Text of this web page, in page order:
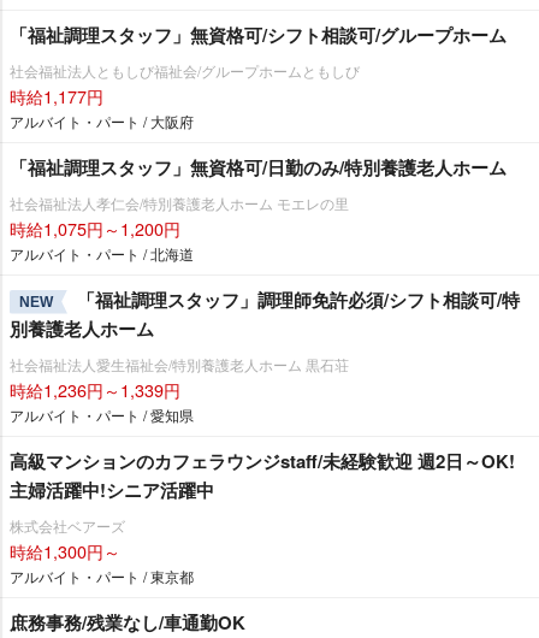
「福祉調理スタッフ」無資格可/シフト相談可/グループホーム
社会福祉法人ともしび福祉会/グループホームともしび
時給1,177円
アルバイト・パート / 大阪府
「福祉調理スタッフ」無資格可/日勤のみ/特別養護老人ホーム
社会福祉法人孝仁会/特別養護老人ホーム モエレの里
時給1,075円～1,200円
アルバイト・パート / 北海道
NEW
「福祉調理スタッフ」調理師免許必須/シフト相談可/特
別養護老人ホーム
社会福祉法人愛生福祉会/特別養護老人ホーム 黒石荘
時給1,236円～1,339円
アルバイト・パート / 愛知県
高級マンションのカフェラウンジstaff/未経験歓迎 週2日～OK!
主婦活躍中!シニア活躍中
株式会社ベアーズ
時給1,300円～
アルバイト・パート / 東京都
庶務事務/残業なし/車通勤OK